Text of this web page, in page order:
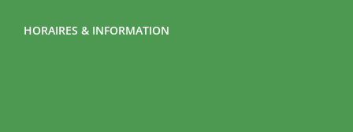
HORAIRES & INFORMATION